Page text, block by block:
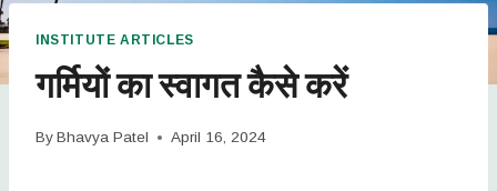
INSTITUTE ARTICLES
गर्मियों का स्वागत कैसे करें
By Bhavya Patel April 16, 2024